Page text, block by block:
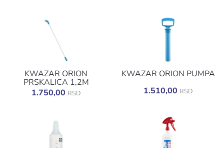
KWAZAR ORION
PRSKALICA 1,2M
1.750,00 RSD
KWAZAR ORION PUMPA
1.510,00 RSD